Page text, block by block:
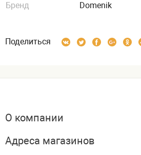
Бренд
Domenik
Поделиться
О компании
Адреса магазинов